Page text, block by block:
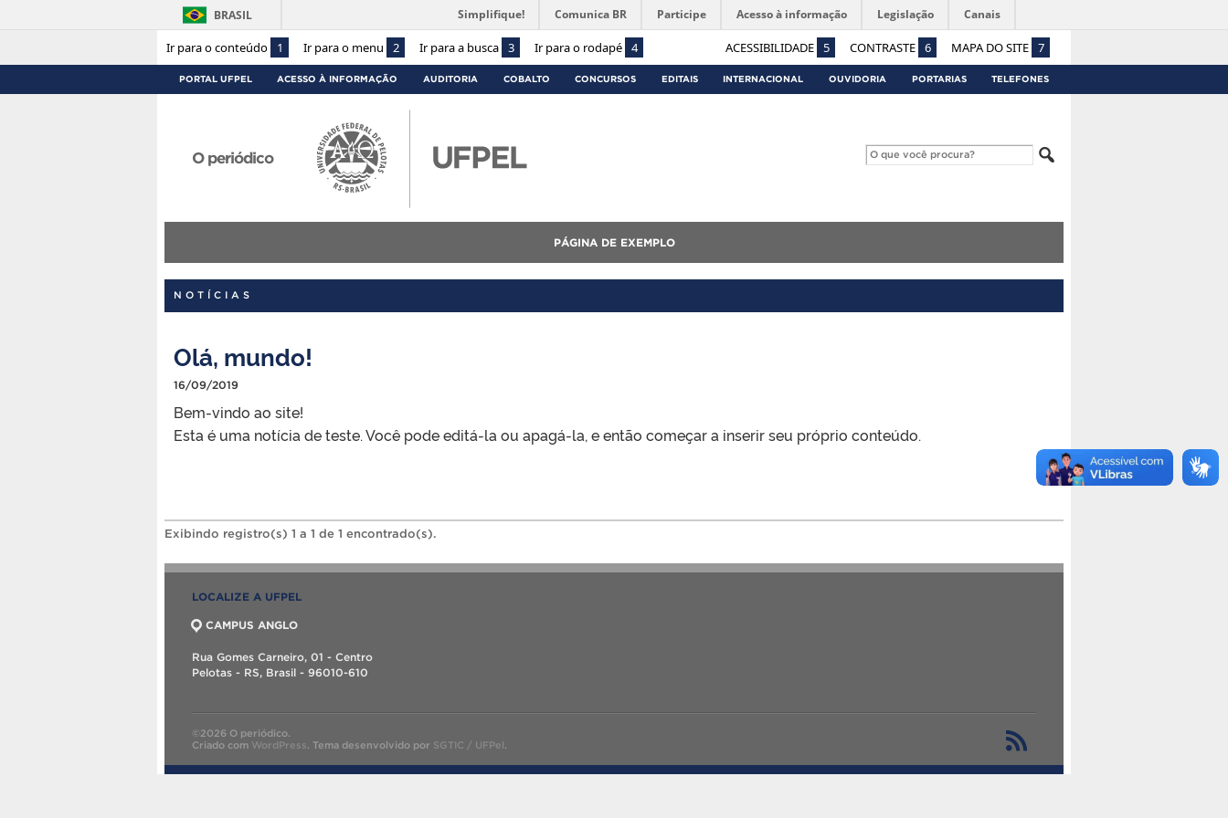
Ir para o conteúdo 1 Ir para o menu 2 Ir para a busca 3 Ir para o rodapé 4 ACESSIBILIDADE 5 CONTRASTE 6 MAPA DO SITE 7
BRASIL Simplifique! Comunica BR Participe Acesso à informação Legislação Canais
PORTAL UFPEL ACESSO À INFORMAÇÃO AUDITORIA COBALTO CONCURSOS EDITAIS INTERNACIONAL OUVIDORIA PORTARIAS TELEFONES
O periódico
PÁGINA DE EXEMPLO
NOTÍCIAS
Olá, mundo!
16/09/2019
Bem-vindo ao site!
Esta é uma notícia de teste. Você pode editá-la ou apagá-la, e então começar a inserir seu próprio conteúdo.
Exibindo registro(s) 1 a 1 de 1 encontrado(s).
LOCALIZE A UFPEL
CAMPUS ANGLO
Rua Gomes Carneiro, 01 - Centro
Pelotas - RS, Brasil - 96010-610
©2026 O periódico.
Criado com WordPress. Tema desenvolvido por SGTIC / UFPel.